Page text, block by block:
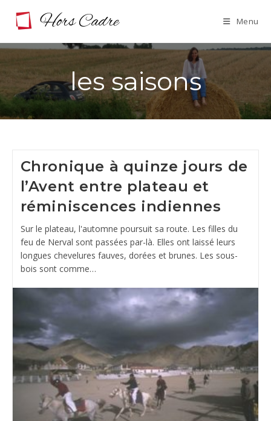
Menu
les saisons
Chronique à quinze jours de
l’Avent entre plateau et
réminiscences indiennes
Sur le plateau, l'automne poursuit sa route. Les filles du
feu de Nerval sont passées par-là. Elles ont laissé leurs
longues chevelures fauves, dorées et brunes. Les sous-
bois sont comme…